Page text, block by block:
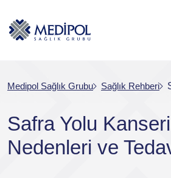
Medipol Sağlık Grubu Sağlık Rehberi
Safra Yolu
Nedenleri ve